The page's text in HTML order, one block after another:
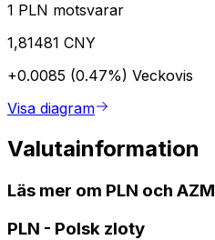
1 PLN motsvarar
1,81481 CNY
+0.0085 (0.47%) Veckovis
Visa diagram
Valutainformation
Läs mer om PLN och AZM
PLN - Polsk zloty